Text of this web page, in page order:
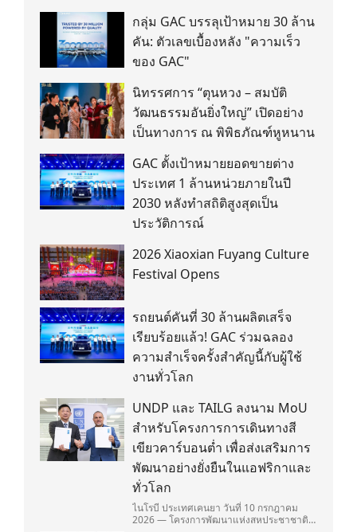
กลุ่ม GAC บรรลุเป้าหมาย 30 ล้าน
คัน: ตัวเลขเบื้องหลัง "ความเร็ว
ของ GAC"
นิทรรศการ “ตุนหวง – สมบัติ
วัฒนธรรมอันยิ่งใหญ่” เปิดอย่าง
เป็นทางการ ณ พิพิธภัณฑ์หูหนาน
GAC ตั้งเป้าหมายยอดขายต่าง
ประเทศ 1 ล้านหน่วยภายในปี
2030 หลังทำสถิติสูงสุดเป็น
ประวัติการณ์
2026 Xiaoxian Fuyang Culture
Festival Opens
รถยนต์คันที่ 30 ล้านผลิตเสร็จ
เรียบร้อยแล้ว! GAC ร่วมฉลอง
ความสำเร็จครั้งสำคัญนี้กับผู้ใช้
งานทั่วโลก
UNDP และ TAILG ลงนาม MoU
สำหรับโครงการการเดินทางสี
เขียวคาร์บอนต่ำ เพื่อส่งเสริมการ
พัฒนาอย่างยั่งยืนในแอฟริกาและ
ทั่วโลก
ไนโรบี ประเทศเคนยา วันที่ 10 กรกฎาคม
2026 — โครงการพัฒนาแห่งสหประชาชาติ